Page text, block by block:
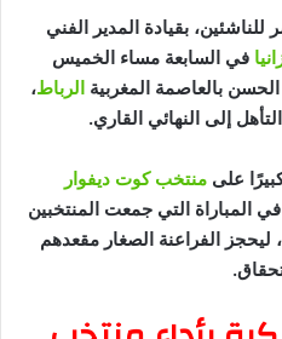
بقيادة المدير الفني
في السابعة مساء الخميس
بالعاصمة المغربية الرباط،
إلى النهائي القاري.
على منتخب كوت ديفوار
المباراة التي جمعت المنتخبين
الفراعنة الصغار مقعدهم